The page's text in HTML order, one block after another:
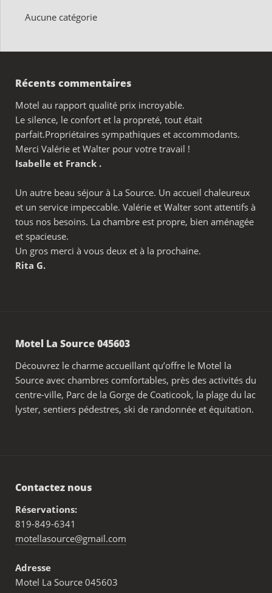
Aucune catégorie
Récents commentaires
Motel au rapport qualité prix incroyable.
Le silence, le confort et la propreté, tout était
parfait.Propriétaires sympathiques et accommodants.
Merci Valérie et Walter pour votre travail !
Isabelle et Franck .
Un autre beau séjour à La Source. Un accueil chaleureux
et un service impeccable. Valérie et Walter sont attentifs à
tous nos besoins. La chambre est propre, bien aménagée
et spacieuse.
Un gros merci à vous deux et à la prochaine.
Rita G.
Motel La Source 045603
Découvrez le charme accueillant qu’offre le Motel la
Source avec chambres comfortables, près des activités du
centre-ville, Parc de la Gorge de Coaticook, la plage du lac
lyster, sentiers pédestres, ski de randonnée et équitation.
Contactez nous
Réservations:
819-849-6341
motellasource@gmail.com
Adresse
Motel La Source 045603